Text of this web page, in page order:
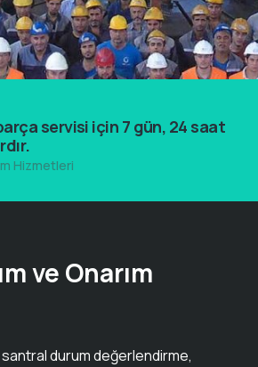
servisi için 7 gün, 24 saat
Hizmetleri
ve Onarım
santral durum değerlendirme,